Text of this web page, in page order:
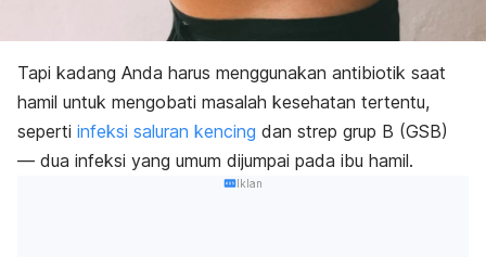
Tapi kadang Anda harus menggunakan antibiotik saat
hamil untuk mengobati masalah kesehatan tertentu,
seperti infeksi saluran kencing dan strep grup B (GSB)
— dua infeksi yang umum dijumpai pada ibu hamil.
Iklan